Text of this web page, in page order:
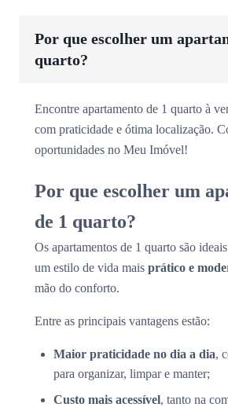
Por que escolher um
quarto?
Encontre apartamento de 1 quarto à
com praticidade e ótima localização.
oportunidades no Meu Imóvel!
Por que escolher um
de 1 quarto?
Os apartamentos de 1 quarto são
um estilo de vida mais prático e
mão do conforto.
Entre as principais vantagens estão:
Maior praticidade no dia a dia,
para organizar, limpar e manter;
Custo mais acessível, tanto na